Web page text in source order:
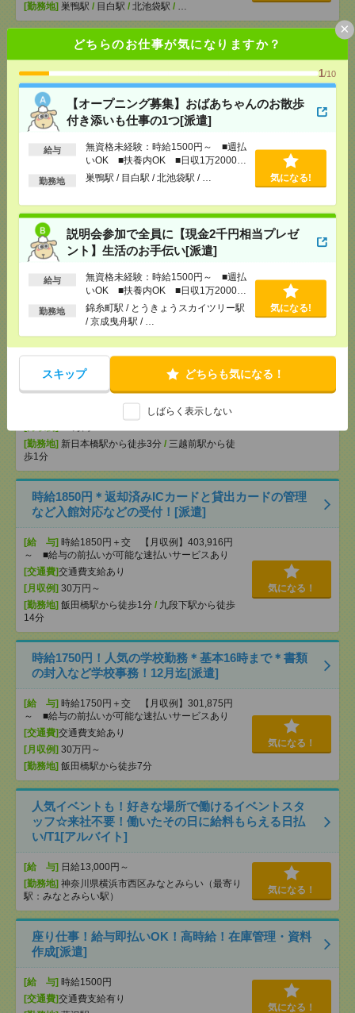
どちらのお仕事が気になりますか？
1/10
【オープニング募集】おばあちゃんのお散歩
付き添いも仕事の1つ[派遣]
給与
無資格未経験：時給1500円～ ■週払
いOK ■扶養内OK ■日収1万2000円
以上
勤務地 巣鴨駅 / 目白駅 / 北池袋駅 / … 気になる!
説明会参加で全員に【現金2千円相当プレゼ
ント】生活のお手伝い[派遣]
給与
無資格未経験：時給1500円～ ■週払
いOK ■扶養内OK ■日収1万2000円
以上
勤務地
錦糸町駅 / とうきょうスカイツリー駅
/ 京成曳舟駅 / …
気になる!
スキップ どちらも気になる！
しばらく表示しない
×
[勤務地] 巣鴨駅 / 目白駅 / 北池袋駅 / …
説明会参加で全員に【現金2千円相当プレゼント】生
活のお手伝い[派遣]
[給 与]
OK ■扶養内OK ■日収1万2000円以上
[交通費]
交通費全額支給
成曳舟駅
時給1700円！駅チカ！シフト制なので便利！＊50代
活躍中[派遣]
[給 与]
時給1800円＋交
[交通費]
交通費実費支給（当社規定あり）
小平駅から徒歩5分
【在宅勤務OK】時給3000円！10～16時＊残業ほぼな
し▼新日本橋で一般事務[派遣]
時給3000円 月収例 30万円 時給3000円×
実働5h×週5日×4週 ※月収例を保証するものではあ
りません。※給与即受取りサービス利用可（利用条
件有）
1ヶ月3万円を上限として実費支給
[勤務地] 新日本橋駅から徒歩3分 / 三越前駅から徒
歩1分
時給1850円＊返却済みICカードと貸出カードの管理
など入館対応などの受付！[派遣]
[給 与] 時給1850円＋交 【月収例】403,916円
～ ■給与の前払いが可能な速払いサービスあり
[交通費]交通費支給あり
[月収例] 30万円～
[勤務地] 飯田橋駅から徒歩1分 / 九段下駅から徒歩
14分
気になる！
時給1750円！人気の学校勤務＊基本16時まで＊書類
の封入など学校事務！12月迄[派遣]
[給 与] 時給1750円＋交 【月収例】301,875円
～ ■給与の前払いが可能な速払いサービスあり
[交通費]交通費支給あり
[月収例] 30万円～
[勤務地] 飯田橋駅から徒歩7分
気になる！
人気イベントも！好きな場所で働けるイベントスタ
ッフ☆来社不要！働いたその日に給料もらえる日払
い/T1[アルバイト]
[給 与] 日給13,000円～
[勤務地] 神奈川県横浜市西区みなとみらい（最寄り
駅：みなとみらい駅）
気になる！
座り仕事！給与即払いOK！高時給！在庫管理・資料
作成[派遣]
[給 与] 時給1500円
[交通費]交通費支給有り
気になる！